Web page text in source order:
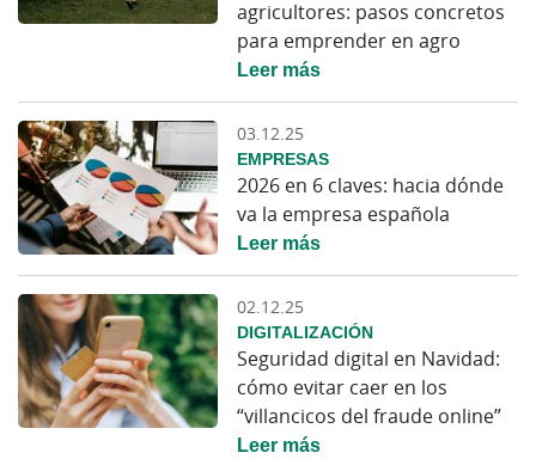
agricultores: pasos concretos
para emprender en agro
Leer más
03.12.25
EMPRESAS
2026 en 6 claves: hacia dónde
va la empresa española
Leer más
02.12.25
DIGITALIZACIÓN
Seguridad digital en Navidad:
cómo evitar caer en los
“villancicos del fraude online”
Leer más